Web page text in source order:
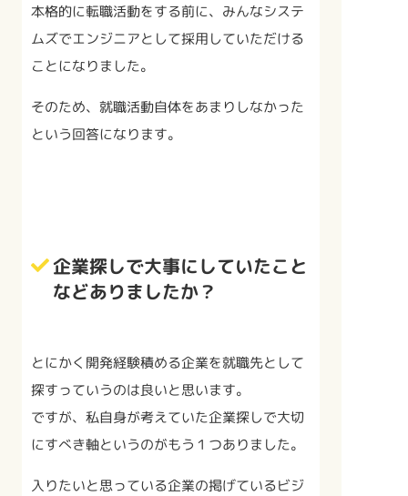
本格的に転職活動をする前に、みんなシステ
ムズでエンジニアとして採用していただける
ことになりました。
そのため、就職活動自体をあまりしなかった
という回答になります。
企業探しで大事にしていたこと
などありましたか？
とにかく開発経験積める企業を就職先として
探すっていうのは良いと思います。
ですが、私自身が考えていた企業探しで大切
にすべき軸というのがもう１つありました。
入りたいと思っている企業の掲げているビジ